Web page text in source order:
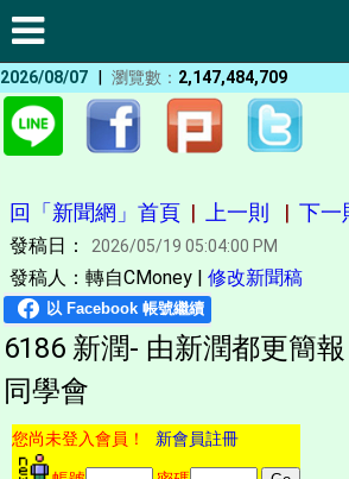
2026/08/07 | 瀏覽數： 2,147,484,709
回「新聞網」首頁 | 上一則 | 下一
發稿日： 2026/05/19 05:04:00 PM
發稿人：轉自CMoney | 修改新聞稿
6186 新潤- 由新潤都更簡
同學會
您尚未登入會員！ 新會員註冊